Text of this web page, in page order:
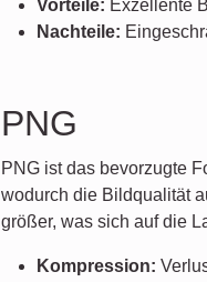
Vorteile: Exzellente
Nachteile:
PNG
PNG ist das bevorzugte
wodurch die Bildqualität
größer, was sich auf die
Kompression: